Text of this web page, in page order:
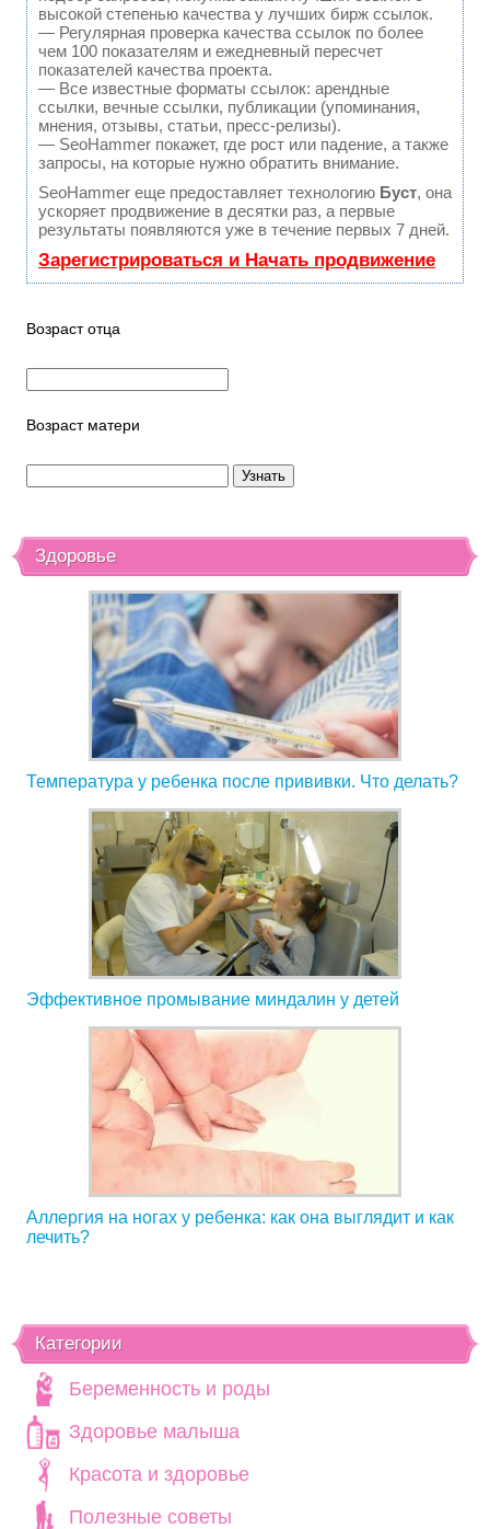
высокой степенью качества у лучших бирж ссылок.
— Регулярная проверка качества ссылок по более
чем 100 показателям и ежедневный пересчет
показателей качества проекта.
— Все известные форматы ссылок: арендные
ссылки, вечные ссылки, публикации (упоминания,
мнения, отзывы, статьи, пресс-релизы).
— SeoHammer покажет, где рост или падение, а также
запросы, на которые нужно обратить внимание.
SeoHammer еще предоставляет технологию Буст, она
ускоряет продвижение в десятки раз, а первые
результаты появляются уже в течение первых 7 дней.
Зарегистрироваться и Начать продвижение
Возраст отца
Возраст матери
Здоровье
Температура у ребенка после прививки. Что делать?
Эффективное промывание миндалин у детей
Аллергия на ногах у ребенка: как она выглядит и как
лечить?
Категории
Беременность и роды
Здоровье малыша
Красота и здоровье
Полезные советы